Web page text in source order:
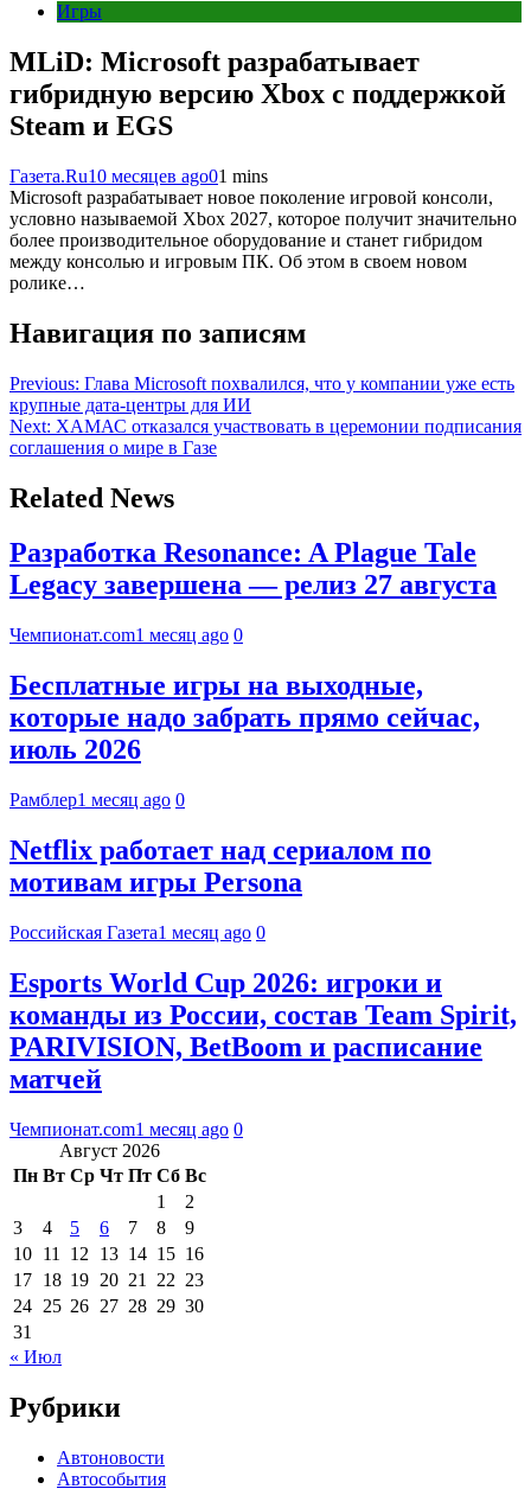
Игры
MLiD: Microsoft разрабатывает
гибридную версию Xbox с поддержкой
Steam и EGS
Газета.Ru10 месяцев ago01 mins
Microsoft разрабатывает новое поколение игровой консоли,
условно называемой Xbox 2027, которое получит значительно
более производительное оборудование и станет гибридом
между консолью и игровым ПК. Об этом в своем новом
ролике…
Навигация по записям
Previous: Глава Microsoft похвалился, что у компании уже есть
крупные дата-центры для ИИ
Next: ХАМАС отказался участвовать в церемонии подписания
соглашения о мире в Газе
Related News
Разработка Resonance: A Plague Tale
Legacy завершена — релиз 27 августа
Чемпионат.com1 месяц ago 0
Бесплатные игры на выходные,
которые надо забрать прямо сейчас,
июль 2026
Рамблер1 месяц ago 0
Netflix работает над сериалом по
мотивам игры Persona
Российская Газета1 месяц ago 0
Esports World Cup 2026: игроки и
команды из России, состав Team Spirit,
PARIVISION, BetBoom и расписание
матчей
Чемпионат.com1 месяц ago 0
Август 2026
Пн Вт Ср Чт Пт Сб Вс
1
2
3
4 5 6 7 8
9
10 11 12 13 14 15 16
17 18 19 20 21 22 23
24 25 26 27 28 29 30
31
« Июл
Рубрики
Автоновости
Автособытия